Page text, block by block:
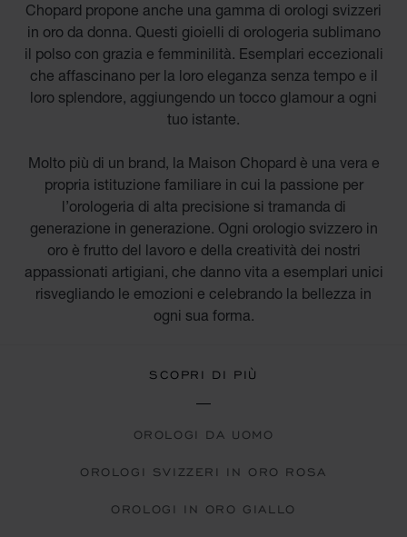
Chopard propone anche una gamma di orologi svizzeri
in oro da donna. Questi gioielli di orologeria sublimano
il polso con grazia e femminilità. Esemplari eccezionali
che affascinano per la loro eleganza senza tempo e il
loro splendore, aggiungendo un tocco glamour a ogni
tuo istante.
Molto più di un brand, la Maison Chopard è una vera e
propria istituzione familiare in cui la passione per
l’orologeria di alta precisione si tramanda di
generazione in generazione. Ogni orologio svizzero in
oro è frutto del lavoro e della creatività dei nostri
appassionati artigiani, che danno vita a esemplari unici
risvegliando le emozioni e celebrando la bellezza in
ogni sua forma.
SCOPRI DI PIÙ
OROLOGI DA UOMO
OROLOGI SVIZZERI IN ORO ROSA
OROLOGI IN ORO GIALLO